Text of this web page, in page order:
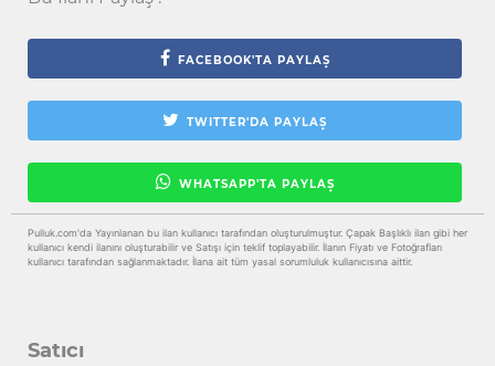
FACEBOOK'TA PAYLAŞ
TWITTER'DA PAYLAŞ
WHATSAPP'TA PAYLAŞ
Pulluk.com'da Yayınlanan bu ilan kullanıcı tarafından oluşturulmuştur. Çapak Başlıklı ilan gibi her
kullanıcı kendi ilanını oluşturabilir ve Satışı için teklif toplayabilir. İlanın Fiyatı ve Fotoğrafları
kullanıcı tarafından sağlanmaktadır. İlana ait tüm yasal sorumluluk kullanıcısına aittir.
Satıcı